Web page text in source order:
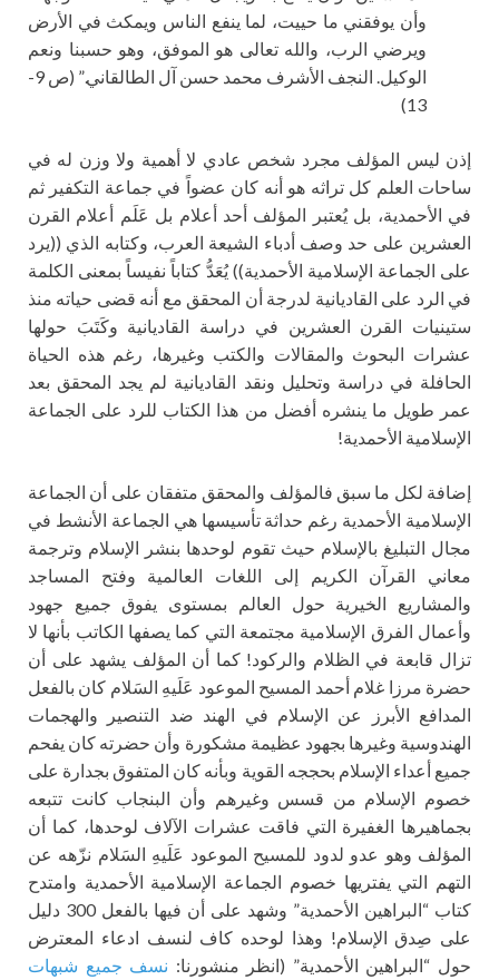
وأن يوفقني ما حييت، لما ينفع الناس ويمكث في الأرض
ويرضي الرب، والله تعالى هو الموفق، وهو حسبنا ونعم
الوكيل. النجف الأشرف محمد حسن آل الطالقاني.” (ص 9-
13)
إذن ليس المؤلف مجرد شخص عادي لا أهمية ولا وزن له في
ساحات العلم كل تراثه هو أنه كان عضواً في جماعة التكفير ثم
في الأحمدية، بل يُعتبر المؤلف أحد أعلام بل عَلَم أعلام القرن
العشرين على حد وصف أدباء الشيعة العرب، وكتابه الذي ((يرد
على الجماعة الإسلامية الأحمدية)) يُعَدُّ كتاباً نفيساً بمعنى الكلمة
في الرد على القاديانية لدرجة أن المحقق مع أنه قضى حياته منذ
ستينيات القرن العشرين في دراسة القاديانية وكَتَبَ حولها
عشرات البحوث والمقالات والكتب وغيرها، رغم هذه الحياة
الحافلة في دراسة وتحليل ونقد القاديانية لم يجد المحقق بعد
عمر طويل ما ينشره أفضل من هذا الكتاب للرد على الجماعة
الإسلامية الأحمدية!
إضافة لكل ما سبق فالمؤلف والمحقق متفقان على أن الجماعة
الإسلامية الأحمدية رغم حداثة تأسيسها هي الجماعة الأنشط في
مجال التبليغ بالإسلام حيث تقوم لوحدها بنشر الإسلام وترجمة
معاني القرآن الكريم إلى اللغات العالمية وفتح المساجد
والمشاريع الخيرية حول العالم بمستوى يفوق جميع جهود
وأعمال الفرق الإسلامية مجتمعة التي كما يصفها الكاتب بأنها لا
تزال قابعة في الظلام والركود! كما أن المؤلف يشهد على أن
حضرة مرزا غلام أحمد المسيح الموعود عَلَيهِ السَلام كان بالفعل
المدافع الأبرز عن الإسلام في الهند ضد التنصير والهجمات
الهندوسية وغيرها بجهود عظيمة مشكورة وأن حضرته كان يفحم
جميع أعداء الإسلام بحججه القوية وبأنه كان المتفوق بجدارة على
خصوم الإسلام من قسس وغيرهم وأن البنجاب كانت تتبعه
بجماهيرها الغفيرة التي فاقت عشرات الآلاف لوحدها، كما أن
المؤلف وهو عدو لدود للمسيح الموعود عَلَيهِ السَلام نزّهه عن
التهم التي يفتريها خصوم الجماعة الإسلامية الأحمدية وامتدح
كتاب “البراهين الأحمدية” وشهد على أن فيها بالفعل 300 دليل
على صِدق الإسلام! وهذا لوحده كاف لنسف ادعاء المعترض
حول “البراهين الأحمدية” (انظر منشورنا: نسف جميع شبهات